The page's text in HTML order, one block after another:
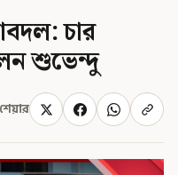
চার
শুভেন্দু
শেয়ার